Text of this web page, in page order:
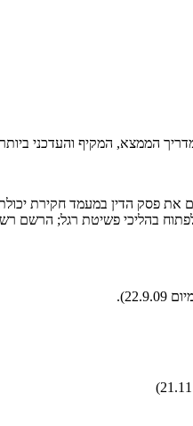
פסק הדין במעמד חקירת יכולת,
לפתוח בהליכי פשיטת רגל;